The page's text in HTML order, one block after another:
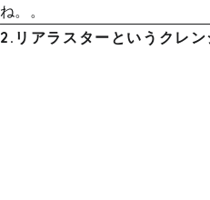
ね。。
2.リアラスターというクレ